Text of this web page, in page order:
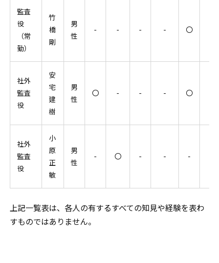
監査
役
（常
勤）
竹
橋
剛
男
性
- - - - 〇
社外
監査
役
安
宅
建
樹
男
性
〇 - - - 〇
社外
監査
役
小
原
正
敏
男
性
- 〇 - - -
上記一覧表は、各人の有するすべての知見や経験を表わ
すものではありません。